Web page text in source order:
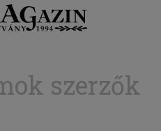
szerzők